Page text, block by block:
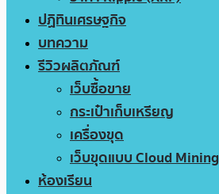
ปฏิทินเศรษฐกิจ
บทความ
รีวิวผลิตภัณฑ์
เว็บซื้อขาย
กระเป๋าเก็บเหรียญ
เครื่องขุด
เว็บขุดแบบ Cloud Mining
ห้องเรียน